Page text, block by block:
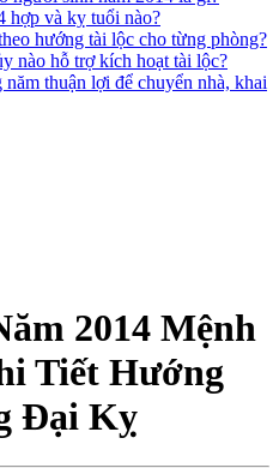
hợp và kỵ tuổi nào?
hướng tài lộc cho từng phòng?
nào hỗ trợ kích hoạt tài lộc?
thuận lợi để chuyển nhà, khai
2014 Mệnh
Tiết Hướng
Đại Kỵ